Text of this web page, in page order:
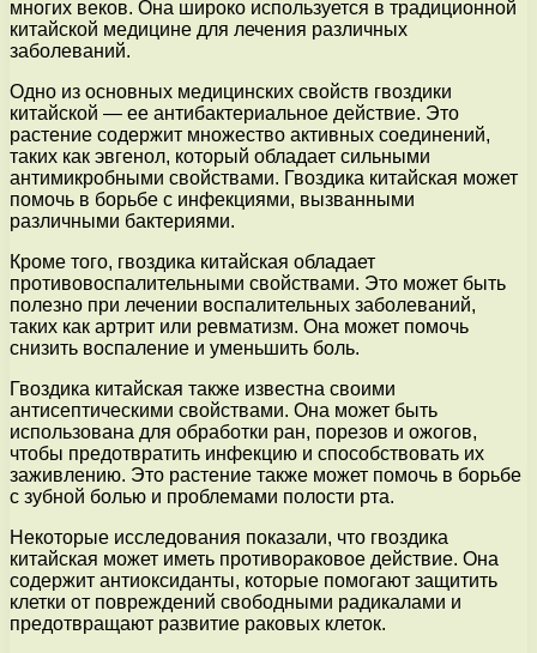
многих веков. Она широко используется в традиционной
китайской медицине для лечения различных
заболеваний.
Одно из основных медицинских свойств гвоздики
китайской — ее антибактериальное действие. Это
растение содержит множество активных соединений,
таких как эвгенол, который обладает сильными
антимикробными свойствами. Гвоздика китайская может
помочь в борьбе с инфекциями, вызванными
различными бактериями.
Кроме того, гвоздика китайская обладает
противовоспалительными свойствами. Это может быть
полезно при лечении воспалительных заболеваний,
таких как артрит или ревматизм. Она может помочь
снизить воспаление и уменьшить боль.
Гвоздика китайская также известна своими
антисептическими свойствами. Она может быть
использована для обработки ран, порезов и ожогов,
чтобы предотвратить инфекцию и способствовать их
заживлению. Это растение также может помочь в борьбе
с зубной болью и проблемами полости рта.
Некоторые исследования показали, что гвоздика
китайская может иметь противораковое действие. Она
содержит антиоксиданты, которые помогают защитить
клетки от повреждений свободными радикалами и
предотвращают развитие раковых клеток.